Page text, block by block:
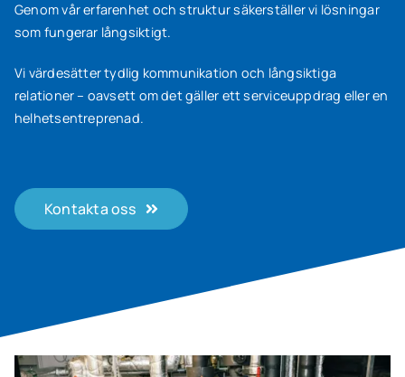
Genom vår erfarenhet och struktur säkerställer vi lösningar
som fungerar långsiktigt.
Vi värdesätter tydlig kommunikation och långsiktiga
relationer – oavsett om det gäller ett serviceuppdrag eller en
helhetsentreprenad.
Kontakta oss